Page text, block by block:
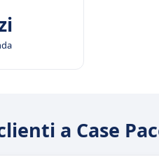
a Case